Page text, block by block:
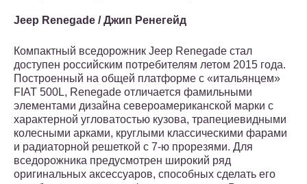
Jeep Renegade / Джип Ренегейд
Компактный вседорожник Jeep Renegade стал
доступен российским потребителям летом 2015 года.
Построенный на общей платформе с «итальянцем»
FIAT 500L, Renegade отличается фамильными
элементами дизайна североамериканской марки c
характерной угловатостью кузова, трапециевидными
колесными арками, круглыми классическими фарами
и радиаторной решеткой с 7-ю прорезями. Для
вседорожника предусмотрен широкий ряд
оригинальных аксессуаров, способных сделать его